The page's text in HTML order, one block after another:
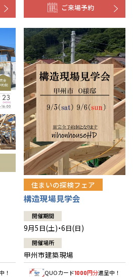
ご来場予約
！
住まいの探検フェア
構造現場見学会
開催期間
9月5日(土)・6日(日)
開催場所
甲州市建築現場
QUOカード1000円分進呈中！